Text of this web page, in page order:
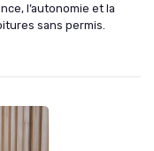
l’autonomie et la
sans permis.